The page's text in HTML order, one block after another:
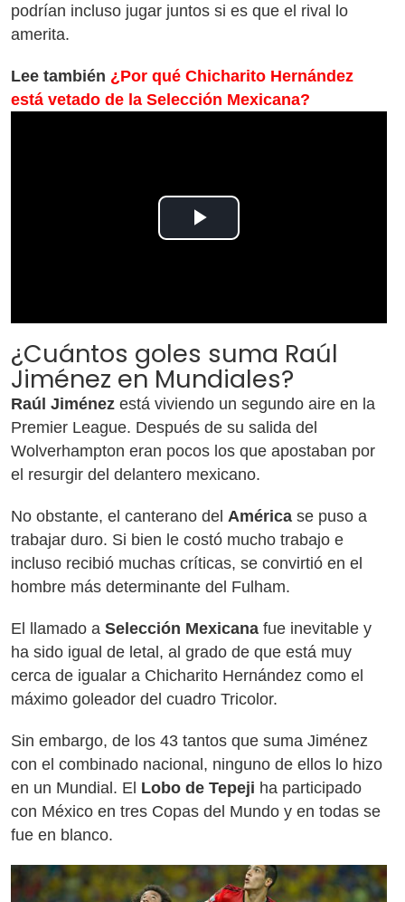
podrían incluso jugar juntos si es que el rival lo
amerita.
Lee también ¿Por qué Chicharito Hernández
está vetado de la Selección Mexicana?
Play
¿Cuántos goles suma Raúl
Jiménez en Mundiales?
Raúl Jiménez está viviendo un segundo aire en la
Premier League. Después de su salida del
Wolverhampton eran pocos los que apostaban por
el resurgir del delantero mexicano.
No obstante, el canterano del América se puso a
trabajar duro. Si bien le costó mucho trabajo e
incluso recibió muchas críticas, se convirtió en el
hombre más determinante del Fulham.
El llamado a Selección Mexicana fue inevitable y
ha sido igual de letal, al grado de que está muy
cerca de igualar a Chicharito Hernández como el
máximo goleador del cuadro Tricolor.
Sin embargo, de los 43 tantos que suma Jiménez
con el combinado nacional, ninguno de ellos lo hizo
en un Mundial. El Lobo de Tepeji ha participado
con México en tres Copas del Mundo y en todas se
fue en blanco.